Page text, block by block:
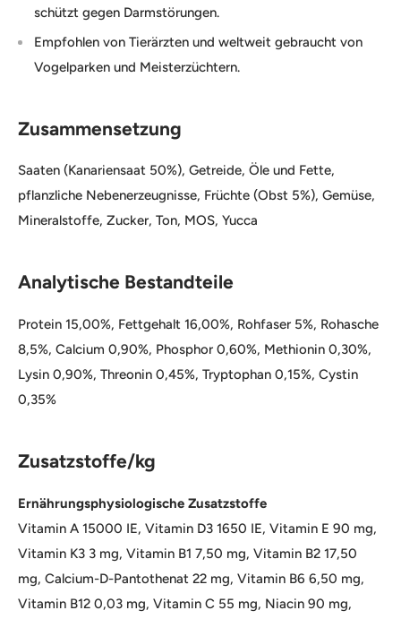
schützt gegen Darmstörungen.
Empfohlen von Tierärzten und weltweit gebraucht von
Vogelparken und Meisterzüchtern.
Zusammensetzung
Saaten (Kanariensaat 50%), Getreide, Öle und Fette,
pflanzliche Nebenerzeugnisse, Früchte (Obst 5%), Gemüse,
Mineralstoffe, Zucker, Ton, MOS, Yucca
Analytische Bestandteile
Protein 15,00%, Fettgehalt 16,00%, Rohfaser 5%, Rohasche
8,5%, Calcium 0,90%, Phosphor 0,60%, Methionin 0,30%,
Lysin 0,90%, Threonin 0,45%, Tryptophan 0,15%, Cystin
0,35%
Zusatzstoffe/kg
Ernährungsphysiologische Zusatzstoffe
Vitamin A 15000 IE, Vitamin D3 1650 IE, Vitamin E 90 mg,
Vitamin K3 3 mg, Vitamin B1 7,50 mg, Vitamin B2 17,50
mg, Calcium-D-Pantothenat 22 mg, Vitamin B6 6,50 mg,
Vitamin B12 0,03 mg, Vitamin C 55 mg, Niacin 90 mg,